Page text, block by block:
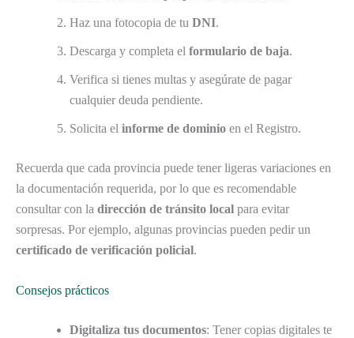
Haz una fotocopia de tu DNI.
Descarga y completa el formulario de baja.
Verifica si tienes multas y asegúrate de pagar
cualquier deuda pendiente.
Solicita el informe de dominio en el Registro.
Recuerda que cada provincia puede tener ligeras variaciones en
la documentación requerida, por lo que es recomendable
consultar con la dirección de tránsito local para evitar
sorpresas. Por ejemplo, algunas provincias pueden pedir un
certificado de verificación policial.
Consejos prácticos
Digitaliza tus documentos: Tener copias digitales te